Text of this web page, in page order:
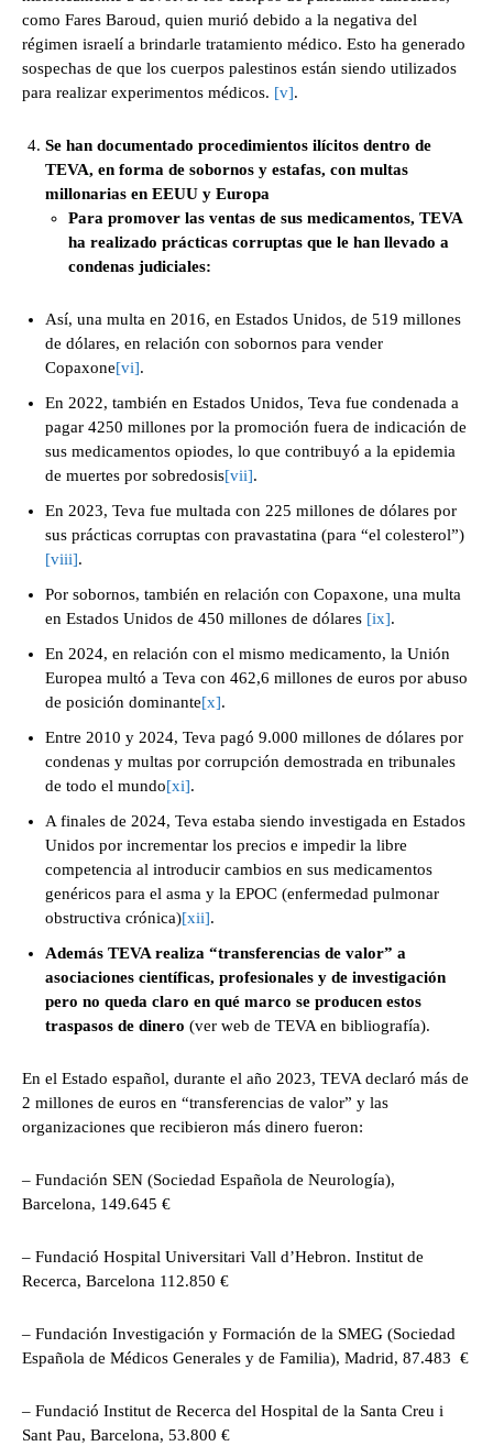
como Fares Baroud, quien murió debido a la negativa del
régimen israelí a brindarle tratamiento médico. Esto ha generado
sospechas de que los cuerpos palestinos están siendo utilizados
para realizar experimentos médicos. [v].
Se han documentado procedimientos ilícitos dentro de
TEVA, en forma de sobornos y estafas, con multas
millonarias en EEUU y Europa
Para promover las ventas de sus medicamentos, TEVA
ha realizado prácticas corruptas que le han llevado a
condenas judiciales:
Así, una multa en 2016, en Estados Unidos, de 519 millones
de dólares, en relación con sobornos para vender
Copaxone[vi].
En 2022, también en Estados Unidos, Teva fue condenada a
pagar 4250 millones por la promoción fuera de indicación de
sus medicamentos opiodes, lo que contribuyó a la epidemia
de muertes por sobredosis[vii].
En 2023, Teva fue multada con 225 millones de dólares por
sus prácticas corruptas con pravastatina (para “el colesterol”)
[viii].
Por sobornos, también en relación con Copaxone, una multa
en Estados Unidos de 450 millones de dólares [ix].
En 2024, en relación con el mismo medicamento, la Unión
Europea multó a Teva con 462,6 millones de euros por abuso
de posición dominante[x].
Entre 2010 y 2024, Teva pagó 9.000 millones de dólares por
condenas y multas por corrupción demostrada en tribunales
de todo el mundo[xi].
A finales de 2024, Teva estaba siendo investigada en Estados
Unidos por incrementar los precios e impedir la libre
competencia al introducir cambios en sus medicamentos
genéricos para el asma y la EPOC (enfermedad pulmonar
obstructiva crónica)[xii].
Además TEVA realiza “transferencias de valor” a
asociaciones científicas, profesionales y de investigación
pero no queda claro en qué marco se producen estos
traspasos de dinero (ver web de TEVA en bibliografía).
En el Estado español, durante el año 2023, TEVA declaró más de
2 millones de euros en “transferencias de valor” y las
organizaciones que recibieron más dinero fueron:
– Fundación SEN (Sociedad Española de Neurología),
Barcelona, 149.645 €
– Fundació Hospital Universitari Vall d’Hebron. Institut de
Recerca, Barcelona 112.850 €
– Fundación Investigación y Formación de la SMEG (Sociedad
Española de Médicos Generales y de Familia), Madrid, 87.483 €
– Fundació Institut de Recerca del Hospital de la Santa Creu i
Sant Pau, Barcelona, 53.800 €